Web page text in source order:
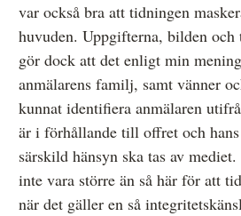
var också bra att tidningen
huvuden. Uppgifterna, bilden och
gör dock att det enligt min
anmälarens familj, samt vänner
kunnat identifiera anmälaren
är i förhållande till offret och
särskild hänsyn ska tas av
inte vara större än så här för att
när det gäller en så